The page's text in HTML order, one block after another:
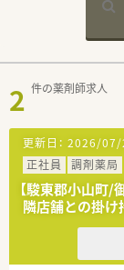
2 件の薬剤師求人
更新日： 2026/07/
正社員
調剤薬局
【駿東郡小山
隣店舗との掛け